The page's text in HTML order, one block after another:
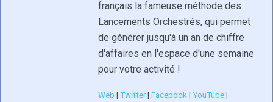
français la fameuse méthode des
Lancements Orchestrés, qui permet
de générer jusqu'à un an de chiffre
d'affaires en l'espace d'une semaine
pour votre activité !
Web | Twitter| Facebook | YouTube |